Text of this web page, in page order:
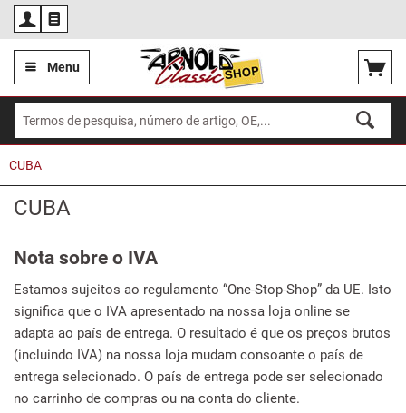
Menu
CUBA
CUBA
Nota sobre o IVA
Estamos sujeitos ao regulamento “One-Stop-Shop” da UE. Isto
significa que o IVA apresentado na nossa loja online se
adapta ao país de entrega. O resultado é que os preços brutos
(incluindo IVA) na nossa loja mudam consoante o país de
entrega selecionado. O país de entrega pode ser selecionado
no carrinho de compras ou na conta do cliente.